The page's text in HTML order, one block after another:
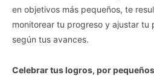
en objetivos más pequeños, te
monitorear tu progreso y ajustar tu
según tus avances.
Celebrar tus logros, por